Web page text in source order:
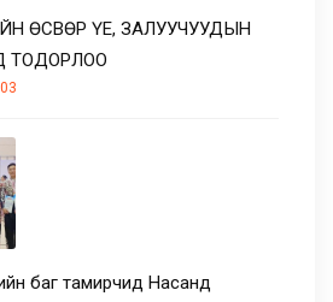
ӨСВӨР ҮЕ, ЗАЛУУЧУУДЫН
ТОДОРЛОО
баг тамирчид Насанд